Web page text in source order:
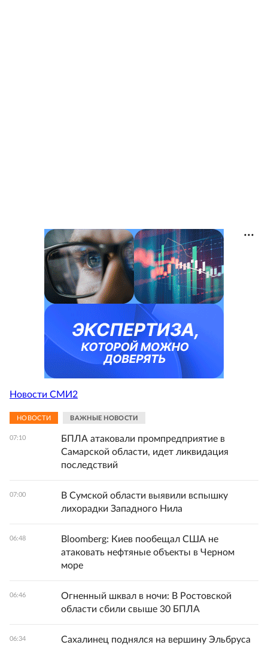
Новости СМИ2
НОВОСТИ ВАЖНЫЕ НОВОСТИ
07:10
БПЛА атаковали промпредприятие в
Самарской области, идет ликвидация
последствий
07:00
В Сумской области выявили вспышку
лихорадки Западного Нила
06:48
Bloomberg: Киев пообещал США не
атаковать нефтяные объекты в Черном
море
06:46
Огненный шквал в ночи: В Ростовской
области сбили свыше 30 БПЛА
06:34 Сахалинец поднялся на вершину Эльбруса